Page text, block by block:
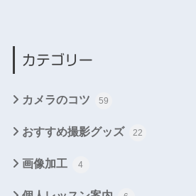
カテゴリー
カメラのコツ 59
おすすめ撮影グッズ 22
画像加工 4